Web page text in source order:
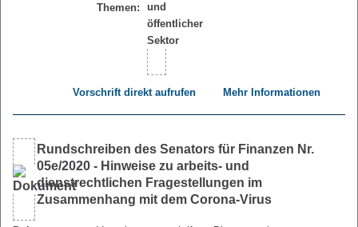
Themen:
Vorschrift direkt aufrufen Mehr Informationen
Rundschreiben des Senators für Finanzen Nr.
05e/2020 - Hinweise zu arbeits- und
dienstrechtlichen Fragestellungen im
Zusammenhang mit dem Corona-Virus